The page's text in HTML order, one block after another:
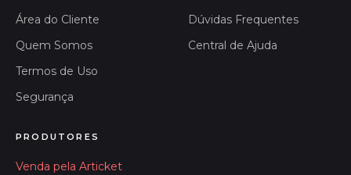
Área do Cliente
Quem Somos
Termos de Uso
Segurança
Dúvidas Frequentes
Central de Ajuda
PRODUTORES
Venda pela Articket